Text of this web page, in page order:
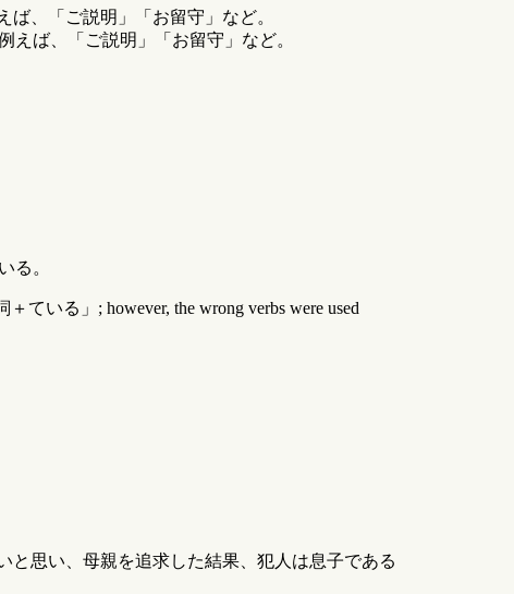
ば、「ご説明」「お留守」など。
えば、「ご説明」「お留守」など。
る。
ている」; however, the wrong verbs were used
と思い、母親を追求した結果、犯人は息子である